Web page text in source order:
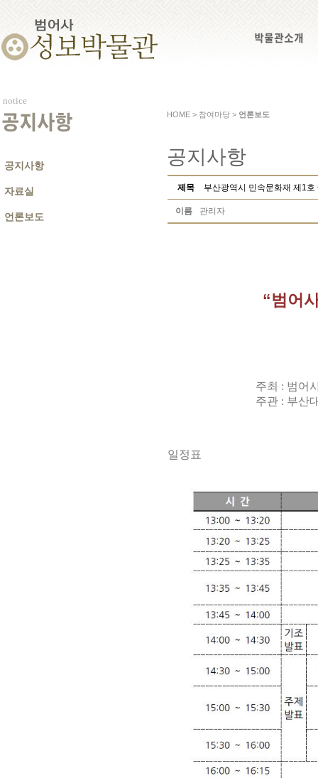
박물관소개
notice
공지사항
공지사항
자료실
언론보도
HOME > 참여마당 > 언론보도
공지사항
제목 부산광역시 민속문화재 제1
이름 관리자
“범어
주최 : 범어
주관 : 부산대학교
일정표